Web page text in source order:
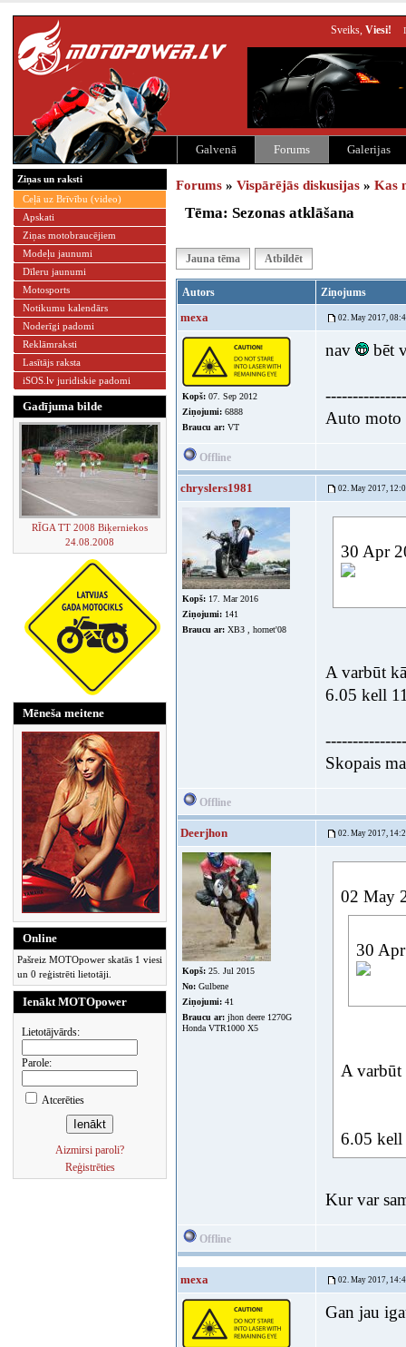
Sveiks, Viesi!
Galvenā Forums Galerijas
Ziņas un raksti
Ceļā uz Brīvību (video)
Apskati
Ziņas motobraucējiem
Modeļu jaunumi
Dīleru jaunumi
Motosports
Notikumu kalendārs
Noderīgi padomi
Reklāmraksti
Lasītājs raksta
iSOS.lv juridiskie padomi
Gadījuma bilde
RĪGA TT 2008 Biķerniekos
24.08.2008
Mēneša meitene
Online
Pašreiz MOTOpower skatās 1 viesi
un 0 reģistrēti lietotāji.
Ienākt MOTOpower
Lietotājvārds:
Parole:
Atcerēties
Aizmirsi paroli?
Reģistrēties
Forums » Vispārējās diskusijas » Kas
Tēma: Sezonas atklāšana
Jauna tēma Atbildēt
Autors Ziņojums
mexa 02. May 2017,
Kopš: 07. Sep 2012
Ziņojumi: 6888
Braucu ar: VT
nav bēt
Auto moto
Offline
chryslers1981 02. May 2017,
Kopš: 17. Mar 2016
Ziņojumi: 141
Braucu ar: ХВЗ , hornet'08
30 Apr
A varbūt
6.05 kell
Skopais
Offline
Deerjhon 02. May 2017,
Kopš: 25. Jul 2015
No: Gulbene
Ziņojumi: 41
Braucu ar: jhon deere 1270G
Honda VTR1000 X5
02 May
30
A varbūt
6.05 kell
Kur var
Offline
mexa 02. May 2017,
Gan jau